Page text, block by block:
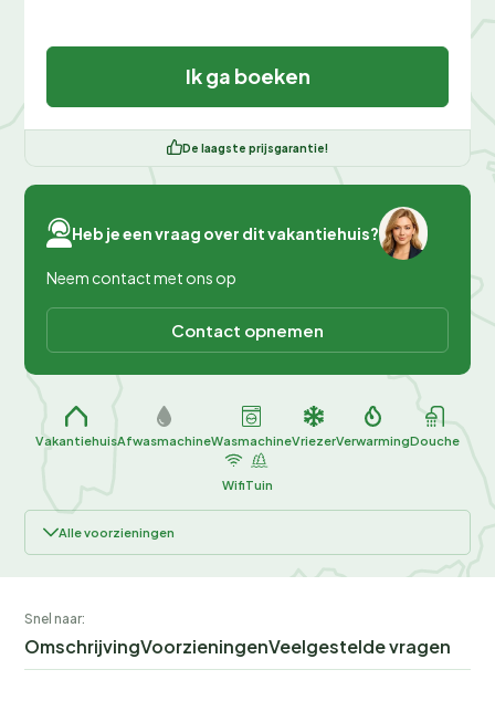
Ik ga boeken
De laagste prijsgarantie!
Heb je een vraag over dit vakantiehuis?
Neem contact met ons op
Contact opnemen
VakantiehuisAfwasmachineWasmachineVriezerVerwarmingDouche
WifiTuin
Alle voorzieningen
Snel naar:
OmschrijvingVoorzieningenVeelgestelde vragen